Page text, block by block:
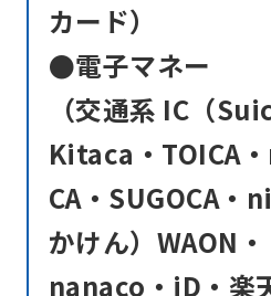
カード）
●電子マネー
（交通系 IC（
Kitaca・TOICA
CA・SUGOCA・
かけん）WAON・
nanaco・iD・楽